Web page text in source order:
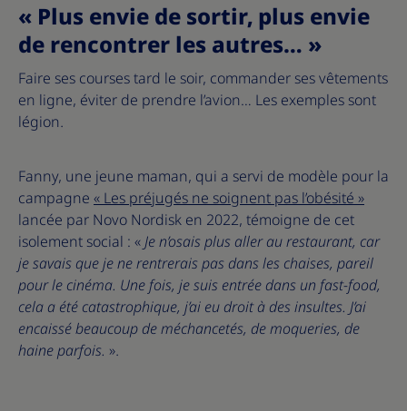
« Plus envie de sortir, plus envie
de rencontrer les autres… »
Faire ses courses tard le soir, commander ses vêtements
en ligne, éviter de prendre l’avion… Les exemples sont
légion.
Fanny, une jeune maman, qui a servi de modèle pour la
campagne « Les préjugés ne soignent pas l’obésité »
lancée par Novo Nordisk en 2022, témoigne de cet
isolement social : «Je n’osais plus aller au restaurant, car
je savais que je ne rentrerais pas dans les chaises, pareil
pour le cinéma. Une fois, je suis entrée dans un fast-food,
cela a été catastrophique, j’ai eu droit à des insultes. J’ai
encaissé beaucoup de méchancetés, de moqueries, de
haine parfois. ».